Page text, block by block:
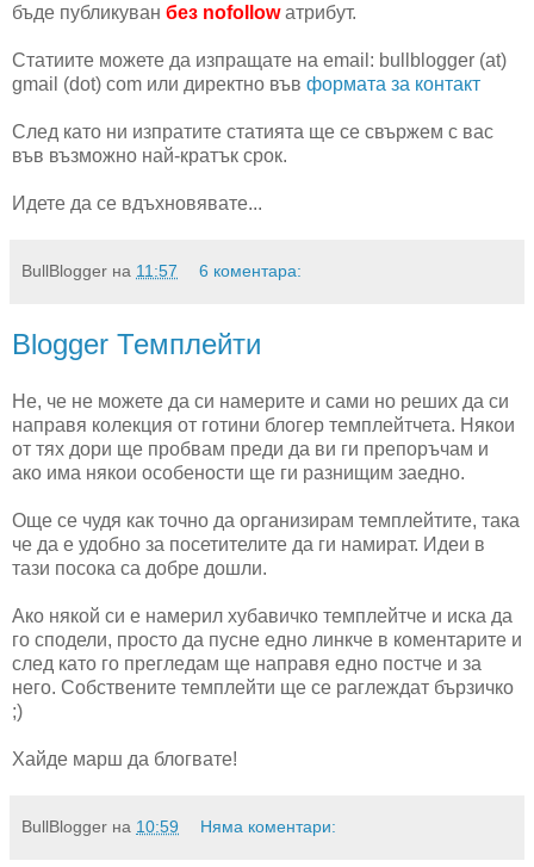
бъде публикуван без nofollowатрибут.
Статиите можете да изпращате на email: bullblogger (at)
gmail (dot) com или директно във формата за контакт
След като ни изпратите статията ще се свържем с вас
във възможно най-кратък срок.
Идете да се вдъхновявате...
BullBlogger на 11:57 6 коментара:
Blogger Темплейти
Не, че не можете да си намерите и сами но реших да си
направя колекция от готини блогер темплейтчета. Някои
от тях дори ще пробвам преди да ви ги препоръчам и
ако има някои особености ще ги разнищим заедно.
Още се чудя как точно да организирам темплейтите, така
че да е удобно за посетителите да ги намират. Идеи в
тази посока са добре дошли.
Ако някой си е намерил хубавичко темплейтче и иска да
го сподели, просто да пусне едно линкче в коментарите и
след като го прегледам ще направя едно постче и за
него. Собствените темплейти ще се раглеждат бързичко
;)
Хайде марш да блогвате!
BullBlogger на 10:59 Няма коментари: